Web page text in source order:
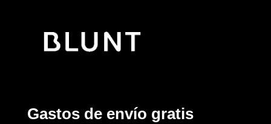
Gastos de envío gratis